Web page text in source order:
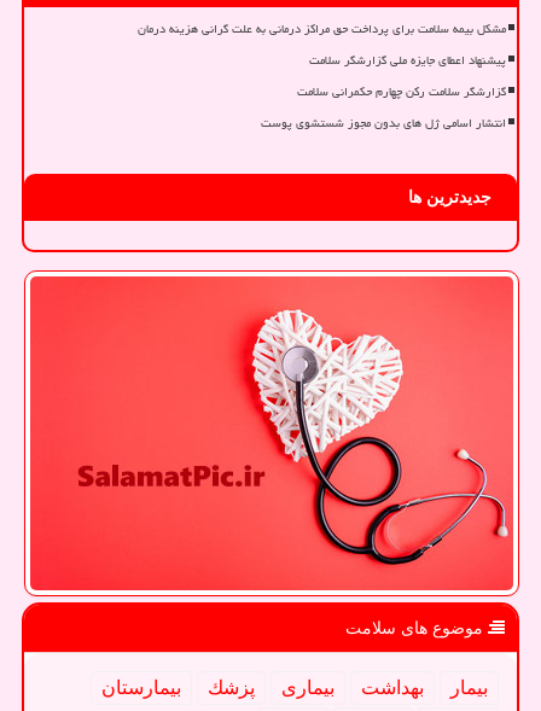
مشکل بیمه سلامت برای پرداخت حق مراکز درمانی به علت گرانی هزینه درمان
پیشنهاد اعطای جایزه ملی گزارشگر سلامت
گزارشگر سلامت رکن چهارم حکمرانی سلامت
انتشار اسامی ژل های بدون مجوز شستشوی پوست
جدیدترین ها
موضوع های سلامت
بیمار بهداشت بیماری پزشك
بیمارستان